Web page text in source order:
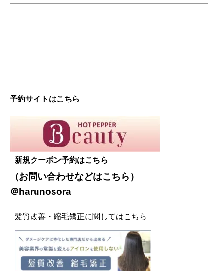
予約サイトはこちら
新規クーポン予約はこちら
（お問い合わせなどはこちら ）
＠harunosora
髪質改善・縮毛矯正に関してはこちら